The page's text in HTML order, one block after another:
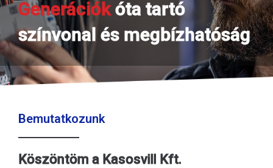
Generációkóta tartó
színvonal és megbízhatóság
Bemutatkozunk
Köszöntöm a Kasosvill Kft.